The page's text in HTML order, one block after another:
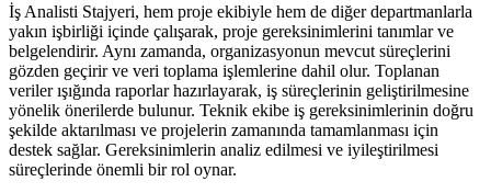
İş Analisti Stajyeri, hem proje ekibiyle hem de diğer departmanlarla
yakın işbirliği içinde çalışarak, proje gereksinimlerini tanımlar ve
belgelendirir. Aynı zamanda, organizasyonun mevcut süreçlerini
gözden geçirir ve veri toplama işlemlerine dahil olur. Toplanan
veriler ışığında raporlar hazırlayarak, iş süreçlerinin geliştirilmesine
yönelik önerilerde bulunur. Teknik ekibe iş gereksinimlerinin doğru
şekilde aktarılması ve projelerin zamanında tamamlanması için
destek sağlar. Gereksinimlerin analiz edilmesi ve iyileştirilmesi
süreçlerinde önemli bir rol oynar.